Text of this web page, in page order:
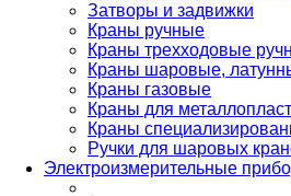
Затворы и задвижки
Краны ручные
Краны трехходовые
Краны шаровые,
Краны газовые
Краны для
Краны
Ручки для шаровых
Электроизмерительные